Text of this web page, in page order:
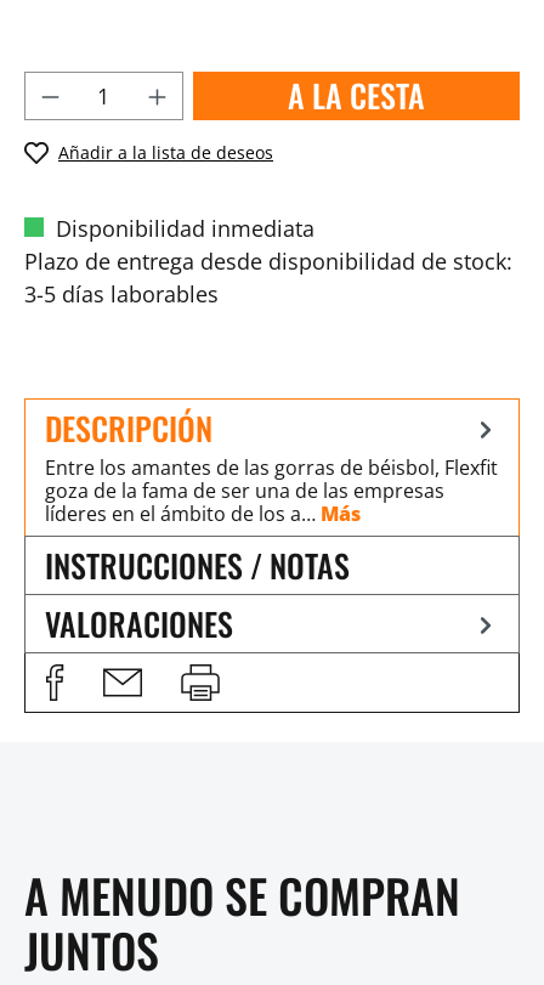
A LA CESTA
Añadir a la lista de deseos
Disponibilidad inmediata
Plazo de entrega desde disponibilidad de stock:
3-5 días laborables
DESCRIPCIÓN
Entre los amantes de las gorras de béisbol, Flexfit
goza de la fama de ser una de las empresas
líderes en el ámbito de los a… Más
INSTRUCCIONES / NOTAS
VALORACIONES
A MENUDO SE COMPRAN
JUNTOS